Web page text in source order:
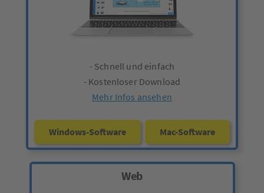
- Schnell und einfach
- Kostenloser Download
Mehr Infos ansehen
Windows-Software Mac-Software
Web